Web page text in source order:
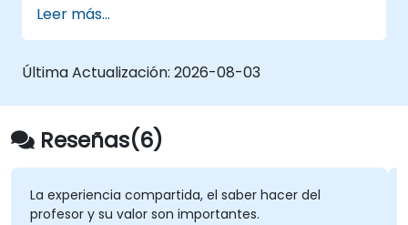
Leer más...
Última Actualización: 2026-08-03
Reseñas(6)
La experiencia compartida, el saber hacer del
profesor y su valor son importantes.